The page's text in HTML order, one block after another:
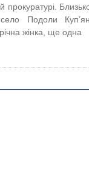
прокуратурі.
Подоли
жінка, ще одна